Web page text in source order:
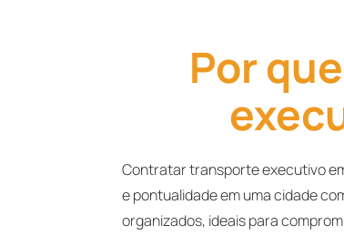
Por
Contratar transporte executivo
e pontualidade em uma cidade
organizados, ideais para